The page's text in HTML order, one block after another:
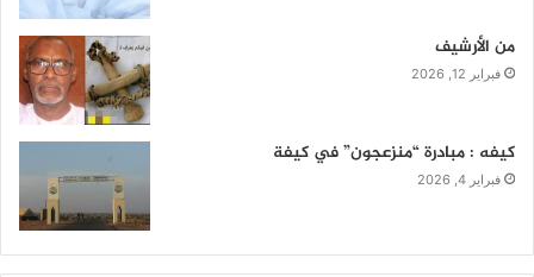
من الأرشيف
فبراير 12, 2026
كيفه : مبادرة “منزعجون” في كيفة
فبراير 4, 2026